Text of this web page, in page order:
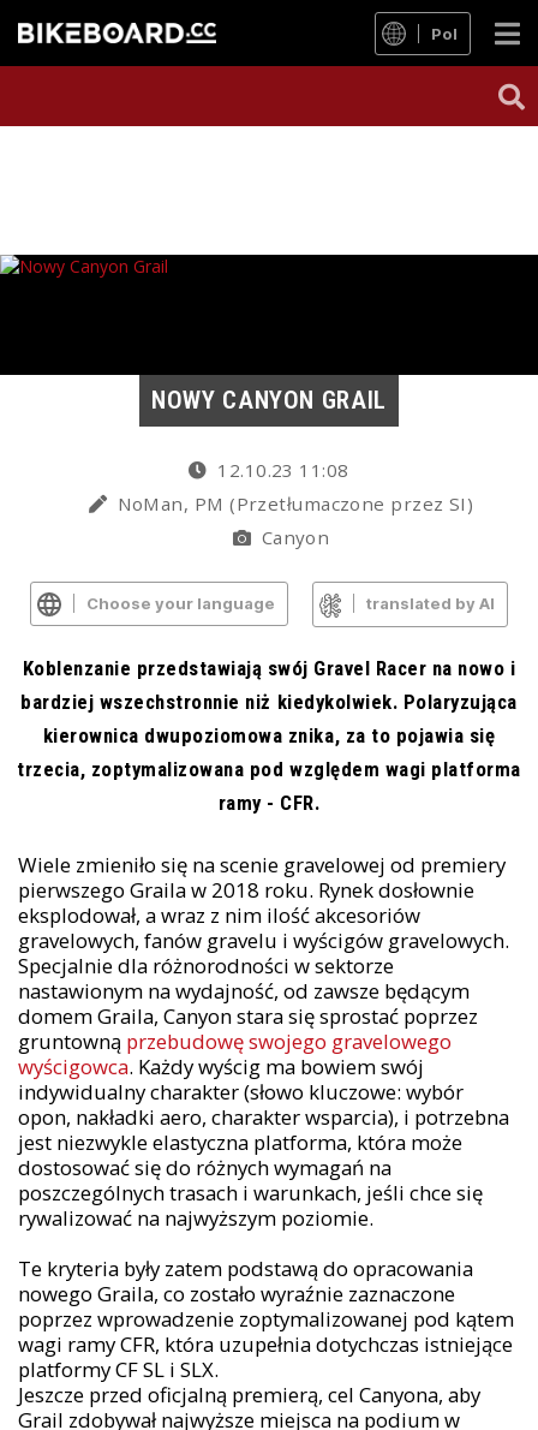
Pol
NOWY CANYON GRAIL
12.10.23 11:08
NoMan, PM (Przetłumaczone przez SI)
Canyon
Choose your language translated by AI
Koblenzanie przedstawiają swój Gravel Racer na nowo i
bardziej wszechstronnie niż kiedykolwiek. Polaryzująca
kierownica dwupoziomowa znika, za to pojawia się
trzecia, zoptymalizowana pod względem wagi platforma
ramy - CFR.
Wiele zmieniło się na scenie gravelowej od premiery
pierwszego Graila w 2018 roku. Rynek dosłownie
eksplodował, a wraz z nim ilość akcesoriów
gravelowych, fanów gravelu i wyścigów gravelowych.
Specjalnie dla różnorodności w sektorze
nastawionym na wydajność, od zawsze będącym
domem Graila, Canyon stara się sprostać poprzez
gruntowną przebudowę swojego gravelowego
wyścigowca. Każdy wyścig ma bowiem swój
indywidualny charakter (słowo kluczowe: wybór
opon, nakładki aero, charakter wsparcia), i potrzebna
jest niezwykle elastyczna platforma, która może
dostosować się do różnych wymagań na
poszczególnych trasach i warunkach, jeśli chce się
rywalizować na najwyższym poziomie.
Te kryteria były zatem podstawą do opracowania
nowego Graila, co zostało wyraźnie zaznaczone
poprzez wprowadzenie zoptymalizowanej pod kątem
wagi ramy CFR, która uzupełnia dotychczas istniejące
platformy CF SL i SLX.
Jeszcze przed oficjalną premierą, cel Canyona, aby
Grail zdobywał najwyższe miejsca na podium w